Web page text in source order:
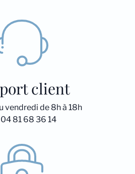
client
vendredi de 8h à 18h
81 68 36 14